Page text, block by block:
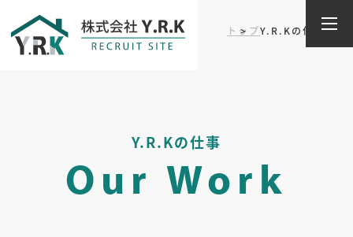
Y.R.Kの仕事 トップY.R.Kの仕事
Y.R.Kの仕事